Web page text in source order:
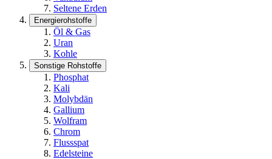
Seltene Erden
Energierohstoffe
Öl & Gas
Uran
Kohle
Sonstige Rohstoffe
Phosphat
Kali
Molybdän
Gallium
Wolfram
Chrom
Flussspat
Edelsteine